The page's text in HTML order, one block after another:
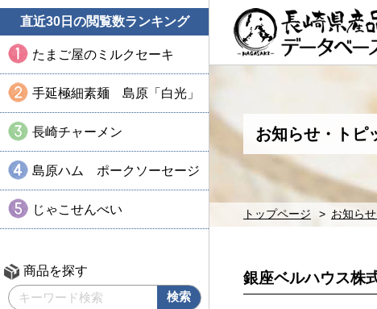
直近30日の閲覧数ランキング
たまご屋のミルクセーキ
手延極細素麺 島原「白光」
長崎チャーメン
島原ハム ポークソーセージ
じゃこせんべい
商品を探す
お知らせ・トピ
トップページ お知ら
銀座ベルハウス株